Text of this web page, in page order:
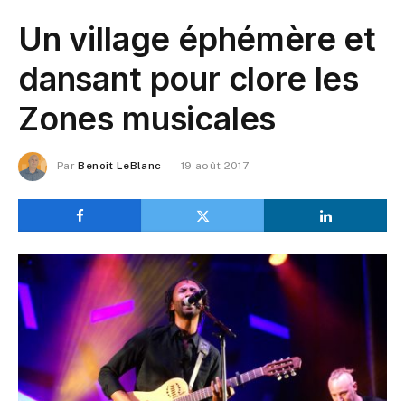
Un village éphémère et
dansant pour clore les
Zones musicales
Par Benoit LeBlanc 19 août 2017